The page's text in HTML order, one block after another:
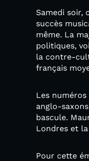
Samedi soir,
succès
même. La
politiques,
la contre-
français
Les
anglo-
bascule.
Londres et
Pour cette